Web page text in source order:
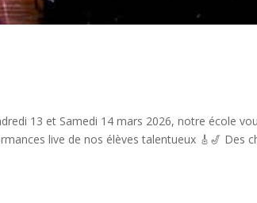
13 et Samedi 14 mars 2026, notre école
live de nos élèves talentueux 🎸🎷 Des